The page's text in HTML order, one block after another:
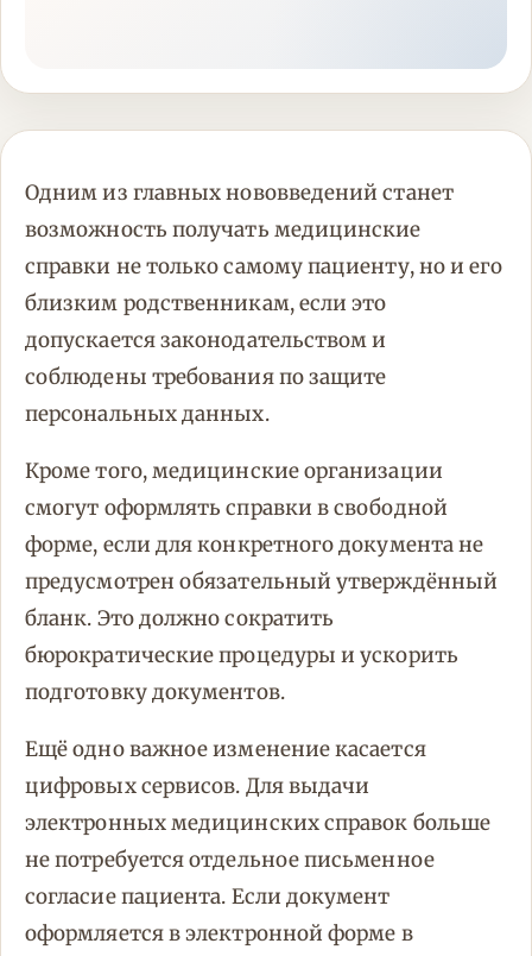
Одним из главных нововведений станет
возможность получать медицинские
справки не только самому пациенту, но и его
близким родственникам, если это
допускается законодательством и
соблюдены требования по защите
персональных данных.
Кроме того, медицинские организации
смогут оформлять справки в свободной
форме, если для конкретного документа не
предусмотрен обязательный утверждённый
бланк. Это должно сократить
бюрократические процедуры и ускорить
подготовку документов.
Ещё одно важное изменение касается
цифровых сервисов. Для выдачи
электронных медицинских справок больше
не потребуется отдельное письменное
согласие пациента. Если документ
оформляется в электронной форме в